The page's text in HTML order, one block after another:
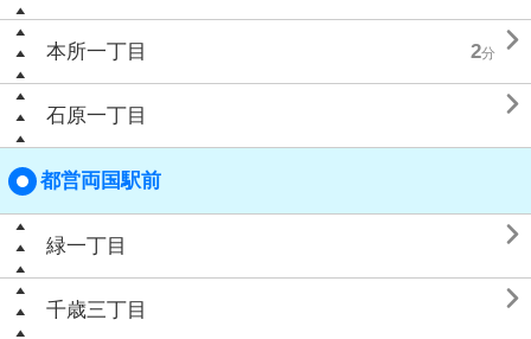
本所一丁目 2分 
石原一丁目 
都営両国駅前
緑一丁目 
千歳三丁目 